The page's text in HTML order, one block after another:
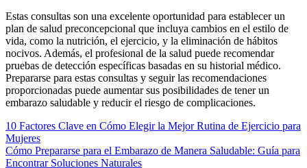
Estas consultas son una excelente oportunidad para establecer un
plan de salud preconcepcional que incluya cambios en el estilo de
vida, como la nutrición, el ejercicio, y la eliminación de hábitos
nocivos. Además, el profesional de la salud puede recomendar
pruebas de detección específicas basadas en su historial médico.
Prepararse para estas consultas y seguir las recomendaciones
proporcionadas puede aumentar sus posibilidades de tener un
embarazo saludable y reducir el riesgo de complicaciones.
Navegación
de
10 Factores Clave en Cómo Elegir la Mejor Rutina de Ejercicio para
Mujeres
Cómo Prepararse para el Embarazo de Manera Saludable: Guía para
Encontrar Soluciones Naturales